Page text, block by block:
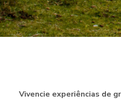
Vivencie experiências de